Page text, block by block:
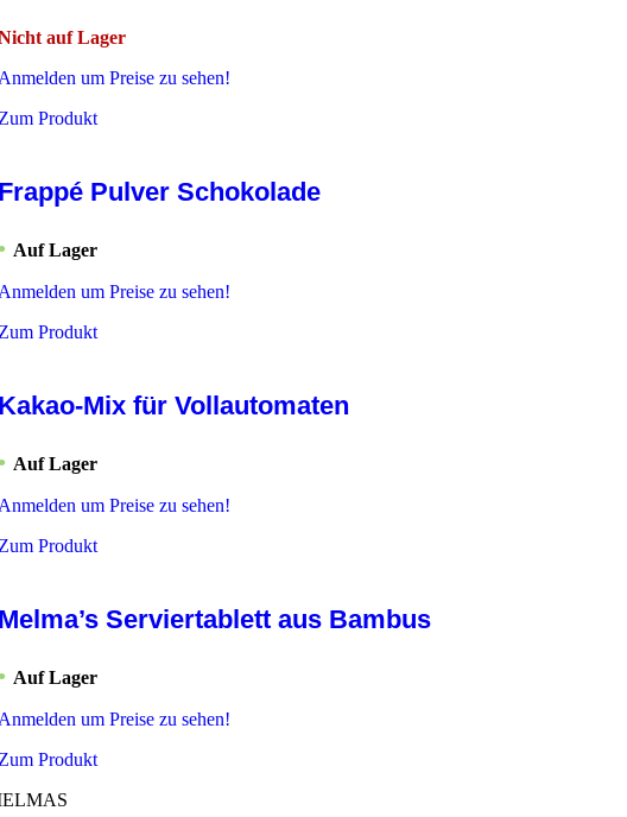
auf Lager
um Preise zu sehen!
Produkt
Pulver Schokolade
Auf Lager
um Preise zu sehen!
Produkt
Mix für Vollautomaten
Auf Lager
um Preise zu sehen!
Produkt
Serviertablett aus Bambus
Auf Lager
um Preise zu sehen!
Produkt